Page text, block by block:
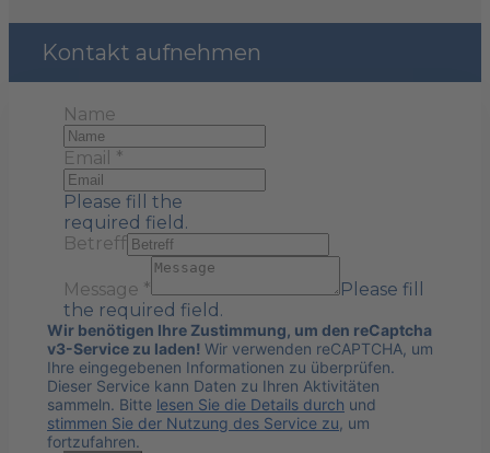
Kontakt aufnehmen
Name
Email *
Please fill the
required field.
Betreff
Message *
Please fill
the required field.
Wir benötigen Ihre Zustimmung, um den reCaptcha
v3-Service zu laden! Wir verwenden reCAPTCHA, um
Ihre eingegebenen Informationen zu überprüfen.
Dieser Service kann Daten zu Ihren Aktivitäten
sammeln. Bitte lesen Sie die Details durch und
stimmen Sie der Nutzung des Service zu , um
fortzufahren.